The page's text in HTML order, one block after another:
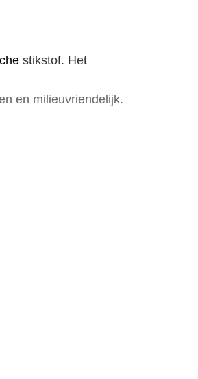
stikstof. Het
en milieuvriendelijk.